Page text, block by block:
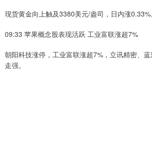
现货黄金向上触及3380美元/盎司，日内涨0.33%。
09:33 苹果概念股表现活跃 工业富联涨超7%
朝阳科技涨停，工业富联涨超7%，立讯精密、
走强。